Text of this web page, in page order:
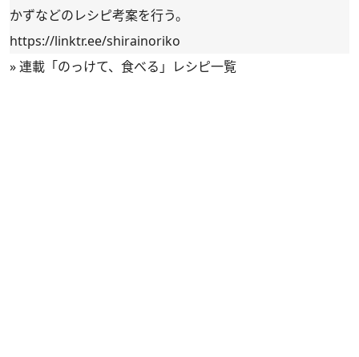
かずなどのレシピ考案を行う。
https://linktr.ee/shirainoriko
»連載「のっけて、食べる」レシピ一覧